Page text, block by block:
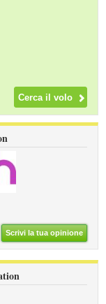
Scrivi la tua opinione